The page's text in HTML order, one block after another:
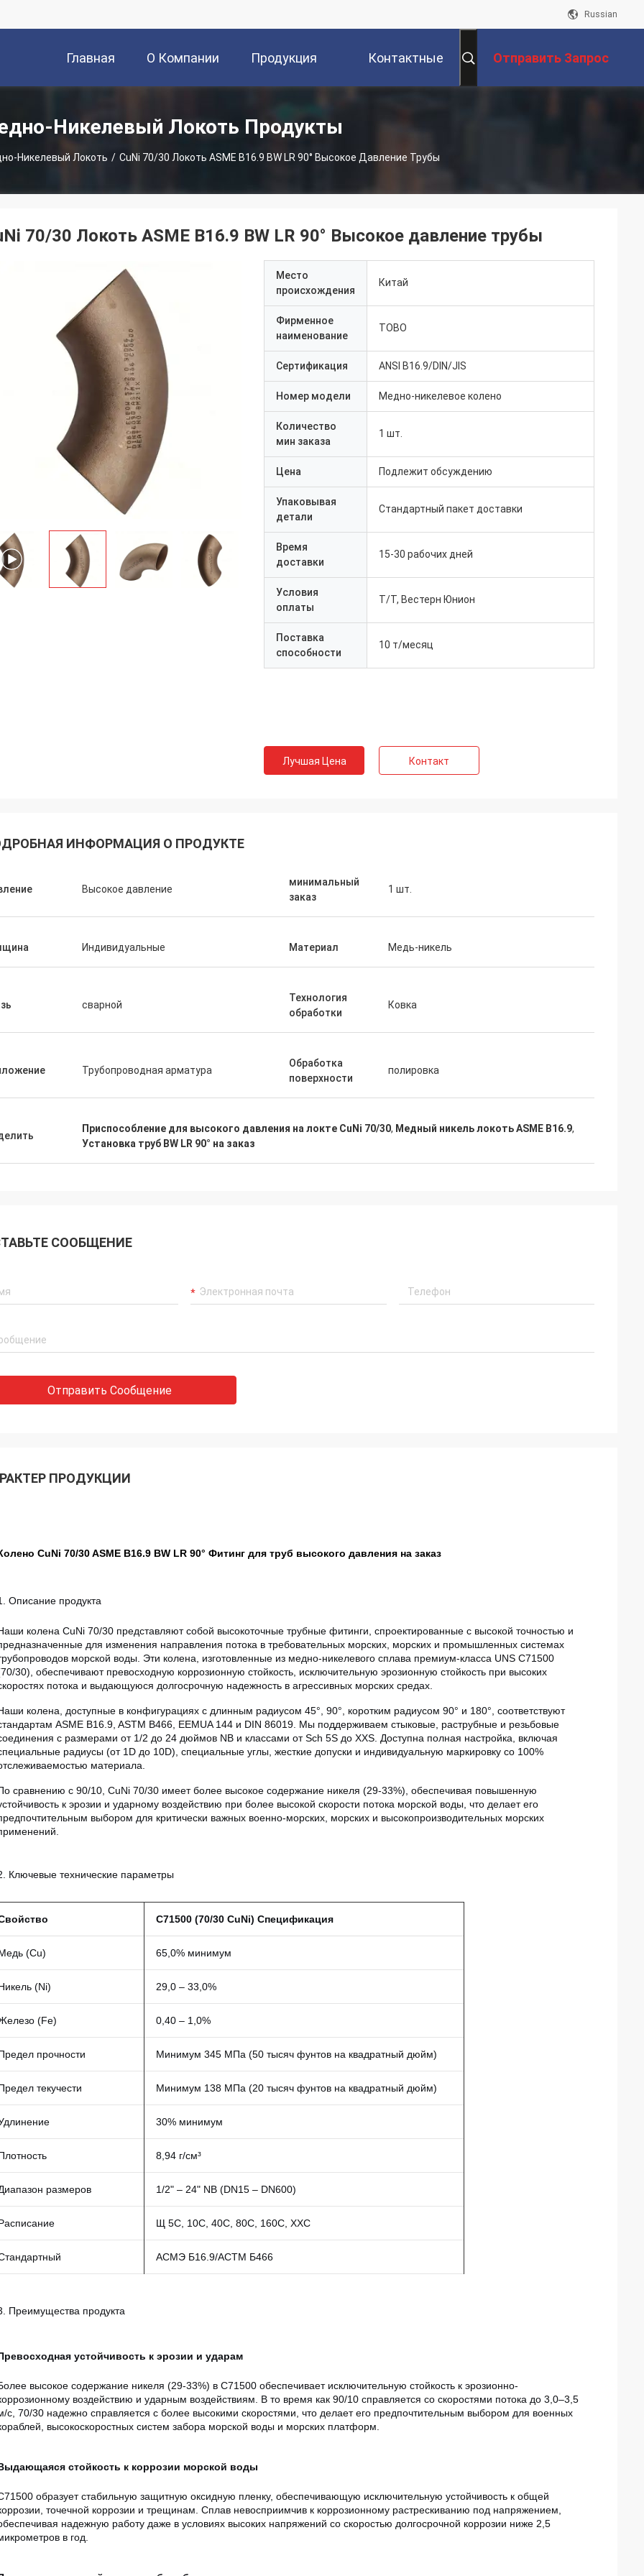
Russian
Главная
Страница
О Компании Продукция Контактные Отправить Запрос
Никелевый Локоть Продукты
Никелевый Локоть / CuNi 70/30 Локоть ASME B16.9 BW LR 90° Высокое Давление Трубы
70/30 Локоть ASME B16.9 BW LR 90° Высокое давление трубы
Место
происхождения
Китай
Фирменное
наименование
TOBO
Сертификация ANSI B16.9/DIN/JIS
Номер модели Медно-никелевое колено
Количество
мин заказа
1 шт.
Цена Подлежит обсуждению
Упаковывая
детали
Стандартный пакет доставки
Время
доставки
15-30 рабочих дней
Условия
оплаты
Т/Т, Вестерн Юнион
Поставка
способности
10 т/месяц
Лучшая Цена Контакт
ИНФОРМАЦИЯ О ПРОДУКТЕ
Высокое давление
минимальный
заказ
1 шт.
Индивидуальные Материал Медь-никель
сварной
Технология
обработки
Ковка
Трубопроводная арматура
Обработка
поверхности
полировка
Приспособление для высокого давления на локте CuNi 70/30, Медный никель локоть ASME B16.9,
Установка труб BW LR 90° на заказ
СООБЩЕНИЕ
Отправить Сообщение
ПРОДУКЦИИ
CuNi 70/30 ASME B16.9 BW LR 90° Фитинг для труб высокого давления на заказ
Описание продукта
колена CuNi 70/30 представляют собой высокоточные трубные фитинги, спроектированные с высокой точностью и
для изменения направления потока в требовательных морских, морских и промышленных системах
морской воды. Эти колена, изготовленные из медно-никелевого сплава премиум-класса UNS C71500
30), обеспечивают превосходную коррозионную стойкость, исключительную эрозионную стойкость при высоких
потока и выдающуюся долгосрочную надежность в агрессивных морских средах.
колена, доступные в конфигурациях с длинным радиусом 45°, 90°, коротким радиусом 90° и 180°, соответствуют
ASME B16.9, ASTM B466, EEMUA 144 и DIN 86019. Мы поддерживаем стыковые, раструбные и резьбовые
с размерами от 1/2 до 24 дюймов NB и классами от Sch 5S до XXS. Доступна полная настройка, включая
радиусы (от 1D до 10D), специальные углы, жесткие допуски и индивидуальную маркировку со 100%
материала.
сравнению с 90/10, CuNi 70/30 имеет более высокое содержание никеля (29-33%), обеспечивая повышенную
к эрозии и ударному воздействию при более высокой скорости потока морской воды, что делает его
выбором для критически важных военно-морских, морских и высокопроизводительных морских
Ключевые технические параметры
C71500 (70/30 CuNi) Спецификация
(Cu) 65,0% минимум
(Ni) 29,0 – 33,0%
(Fe) 0,40 – 1,0%
прочности Минимум 345 МПа (50 тысяч фунтов на квадратный дюйм)
текучести Минимум 138 МПа (20 тысяч фунтов на квадратный дюйм)
30% минимум
8,94 г/см³
размеров 1/2" – 24" NB (DN15 – DN600)
Щ 5С, 10С, 40С, 80С, 160С, ХХС
АСМЭ Б16.9/АСТМ Б466
Преимущества продукта
устойчивость к эрозии и ударам
высокое содержание никеля (29-33%) в C71500 обеспечивает исключительную стойкость к эрозионно-
воздействию и ударным воздействиям. В то время как 90/10 справляется со скоростями потока до 3,0–3,5
с, 70/30 надежно справляется с более высокими скоростями, что делает его предпочтительным выбором для военных
высокоскоростных систем забора морской воды и морских платформ.
стойкость к коррозии морской воды
образует стабильную защитную оксидную пленку, обеспечивающую исключительную устойчивость к общей
точечной коррозии и трещинам. Сплав невосприимчив к коррозионному растрескиванию под напряжением,
надежную работу даже в условиях высоких напряжений со скоростью долгосрочной коррозии ниже 2,5
в год.